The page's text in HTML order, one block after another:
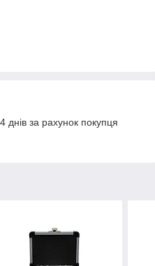
за рахунок покупця